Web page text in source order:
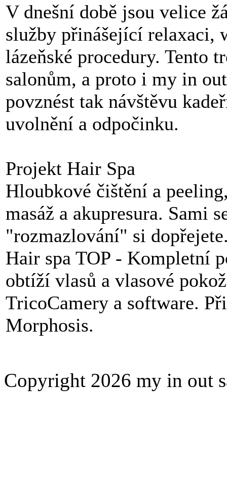
V dnešní době jsou velice
služby přinášející relaxaci,
lázeňské procedury. Tento
salonům, a proto i my in
povznést tak návštěvu
uvolnění a odpočinku.
Projekt Hair Spa
Hloubkové čištění a
masáž a akupresura. Sami
"rozmazlování" si
Hair spa TOP - Kompletní
obtíží vlasů a vlasové
TricoCamery a software.
Morphosis.
Copyright 2026 my in out